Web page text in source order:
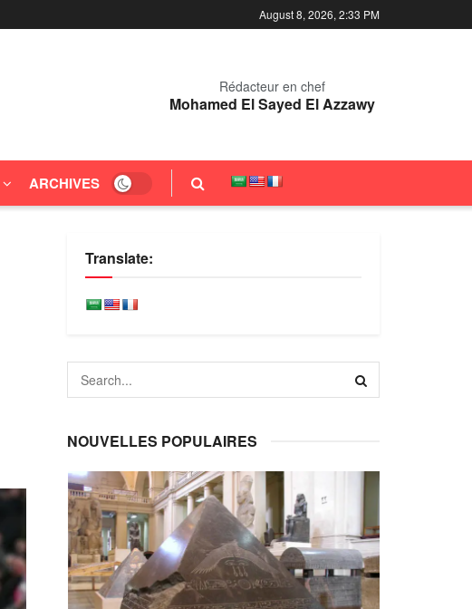
August 8, 2026, 2:33 PM
Rédacteur en chef
Mohamed El Sayed El Azzawy
ARCHIVES
Translate:
NOUVELLES POPULAIRES